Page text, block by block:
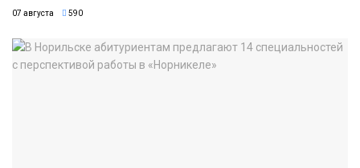
07 августа 590